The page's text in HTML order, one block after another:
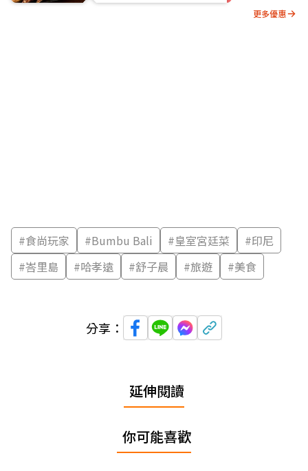
更多優惠
#食尚玩家 #Bumbu Bali #皇室宮廷菜 #印尼
#峇里島 #哈孝遠 #舒子晨 #旅遊 #美食
分享：
延伸閱讀
你可能喜歡